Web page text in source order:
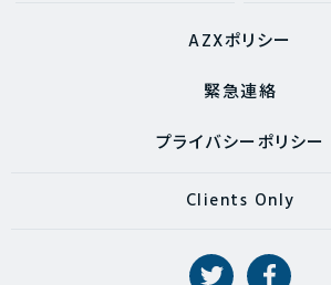
AZXポリシー
緊急連絡
プライバシーポリシー
Clients Only